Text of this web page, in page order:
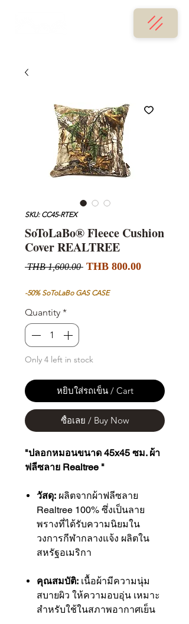
SKU: CC45-RTEX
SoToLaBo® Fleece Cushion
Cover REALTREE
THB 1,600.00 Regular
THB 800.00Sale
-50% SoToLaBo GAS CASE
Quantity *
Only 4 left in stock
หยิบใส่รถเข็น / Cart
ซื้อเลย / Buy Now
"ปลอกหมอนขนาด 45x45 ซม. ผ้า
ฟลีซลาย Realtree "
วัสดุ: ผลิตจากผ้าฟลีซลาย
Realtree 100% ซึ่งเป็นลาย
พรางที่ได้รับความนิยมใน
วงการกีฬากลางแจ้ง ผลิตใน
สหรัฐอเมริกา
คุณสมบัติ: เนื้อผ้ามีความนุ่ม
สบายผิว ให้ความอบอุ่น เหมาะ
สำหรับใช้ในสภาพอากาศเย็น